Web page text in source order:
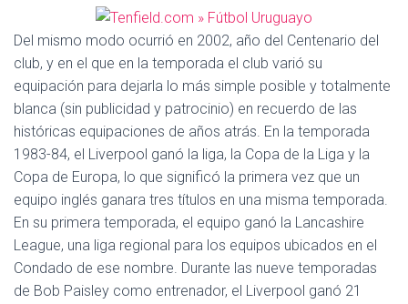
Del mismo modo ocurrió en 2002, año del Centenario del
club, y en el que en la temporada el club varió su
equipación para dejarla lo más simple posible y totalmente
blanca (sin publicidad y patrocinio) en recuerdo de las
históricas equipaciones de años atrás. En la temporada
1983-84, el Liverpool ganó la liga, la Copa de la Liga y la
Copa de Europa, lo que significó la primera vez que un
equipo inglés ganara tres títulos en una misma temporada.
En su primera temporada, el equipo ganó la Lancashire
League, una liga regional para los equipos ubicados en el
Condado de ese nombre. Durante las nueve temporadas
de Bob Paisley como entrenador, el Liverpool ganó 21